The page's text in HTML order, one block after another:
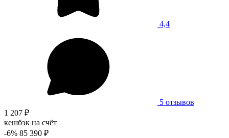
4,4
5 отзывов
1 207 ₽
кешбэк на счёт
-6% 85 390 ₽